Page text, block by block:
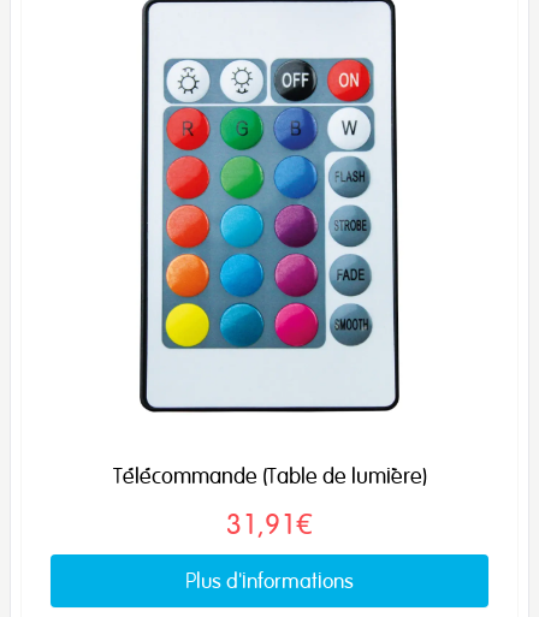
Télécommande (Table de lumière)
31,91€
Plus d'informations